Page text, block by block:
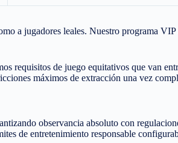
a jugadores leales. Nuestro programa
requisitos de juego equitativos que van
máximos de extracción una vez
observancia absoluto con
de entretenimiento responsable